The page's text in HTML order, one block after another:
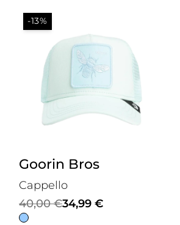
-13%
Goorin Bros
Cappello
40,00€
Il
prezzo
34,99 €
Il
prezzo